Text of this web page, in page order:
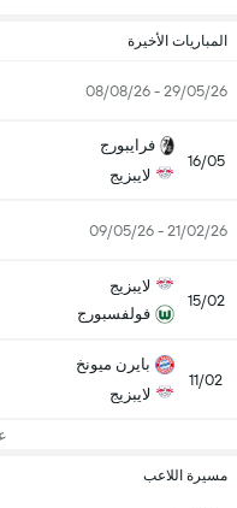
المباريات الأخيرة
29/05/26 - 08/08/26
16/05
فرايبورج
لايبزيج
21/02/26 - 09/05/26
15/02
لايبزيج
فولفسبورج
11/02
بايرن ميونخ
لايبزيج
مسيرة اللاعب